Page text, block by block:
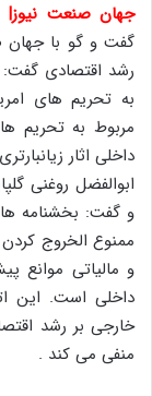
جهان صنعت نیوز|
گفت و گو با جهان
رشد اقتصادی
به تحریم های
مربوط به تحریم
داخلی اثار
ابوالفضل روغنی
و گفت: بخشنامه
ممنوع الخروج
و مالیاتی موانع
داخلی است. این
منفی می کند .